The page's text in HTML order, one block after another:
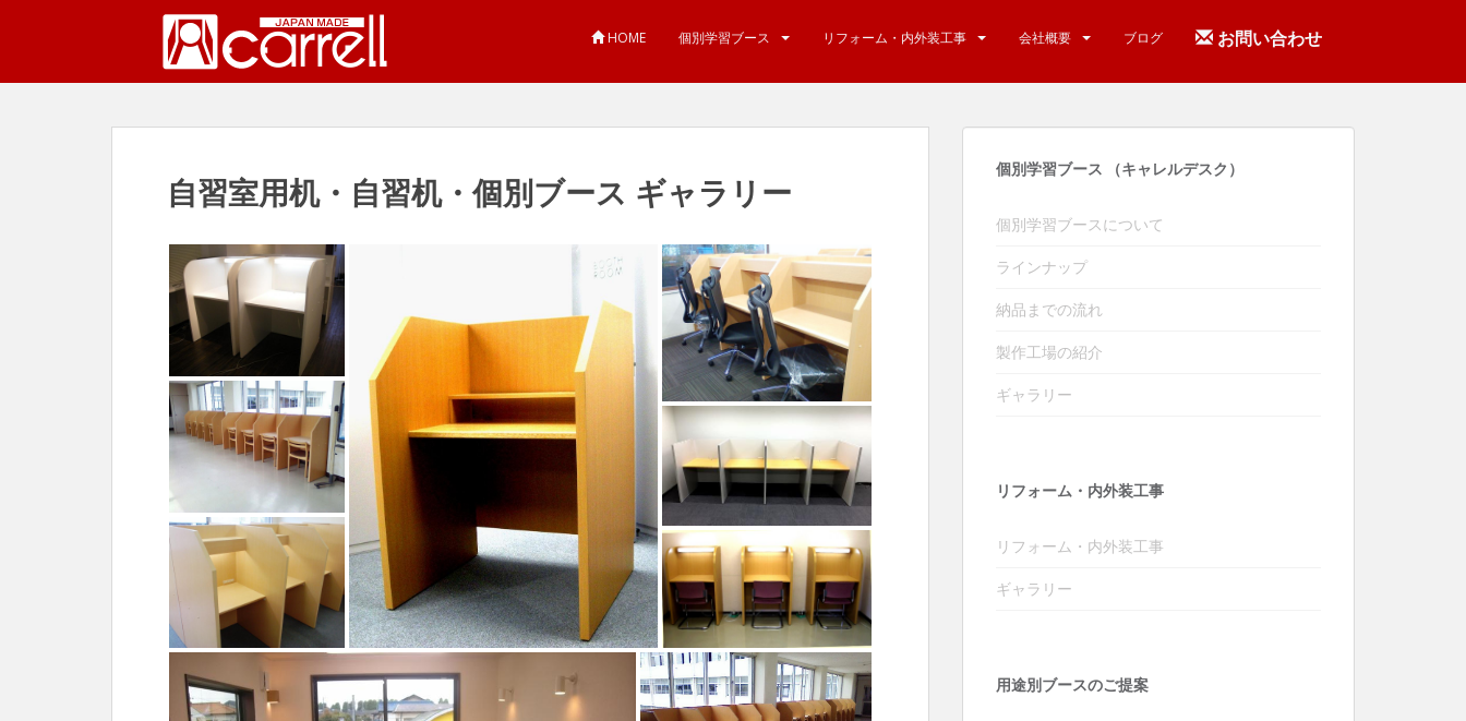
p
HOME 個別学習ブース リフォーム・内外装工事 会社概要 ブログ お問い合わせ
自習室用机・自習机・個別ブース ギャラリー
個別学習ブース （キャレルデスク）
個別学習ブースについて
ラインナップ
納品までの流れ
製作工場の紹介
ギャラリー
リフォーム・内外装工事
リフォーム・内外装工事
ギャラリー
用途別ブースのご提案